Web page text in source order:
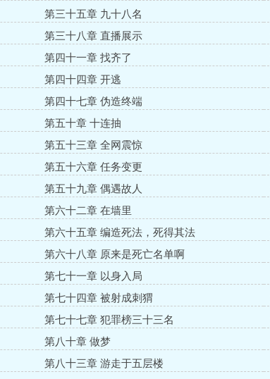
第三十五章 九十八名
第三十八章 直播展示
第四十一章 找齐了
第四十四章 开逃
第四十七章 伪造终端
第五十章 十连抽
第五十三章 全网震惊
第五十六章 任务变更
第五十九章 偶遇故人
第六十二章 在墙里
第六十五章 编造死法，死得其法
第六十八章 原来是死亡名单啊
第七十一章 以身入局
第七十四章 被射成刺猬
第七十七章 犯罪榜三十三名
第八十章 做梦
第八十三章 游走于五层楼